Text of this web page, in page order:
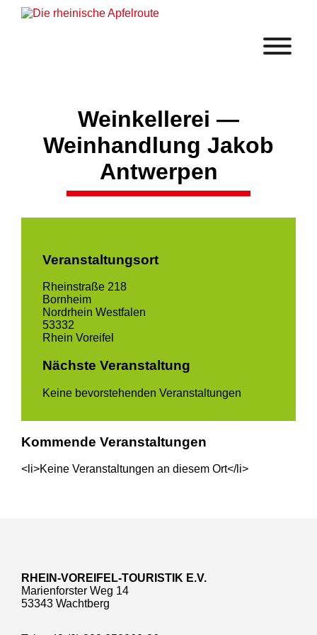
Weinkellerei —
Weinhandlung Jakob
Antwerpen
Veranstaltungsort
Rheinstraße 218
Bornheim
Nordrhein Westfalen
53332
Rhein Voreifel
Nächste Veranstaltung
Keine bevorstehenden Veranstaltungen
Kommende Veranstaltungen
<li>Keine Veranstaltungen an diesem Ort</li>
RHEIN-VOREIFEL-TOURISTIK E.V.
Marienforster Weg 14
53343 Wachtberg